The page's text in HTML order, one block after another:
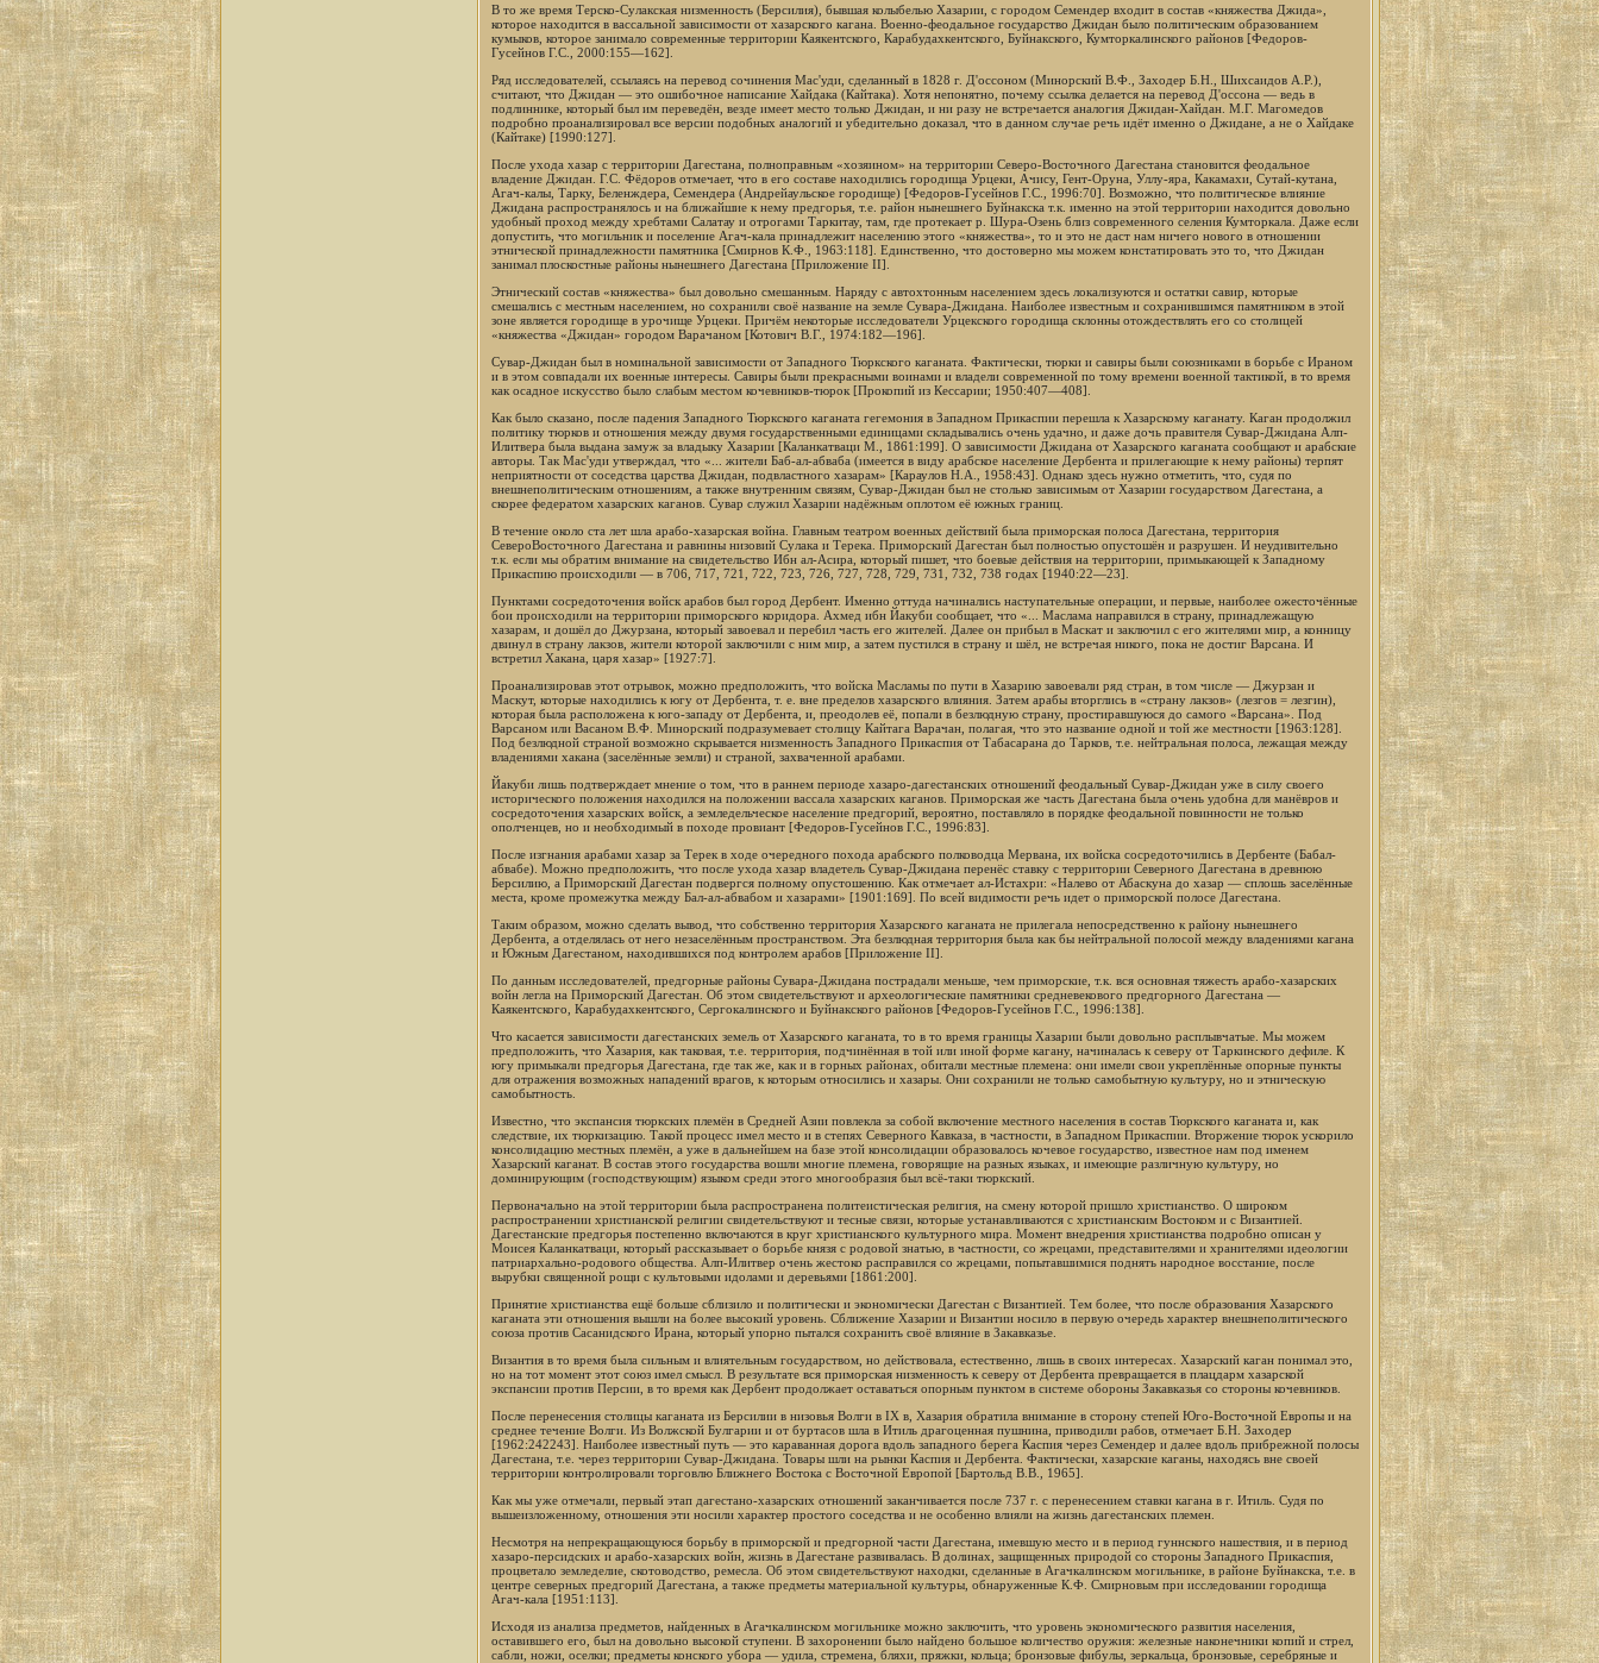
В то же время Терско-Сулакская низменность (Берсилия), бывшая колыбелью Хазарии, с городом Семендер входит в состав «княжества Джида»,
которое находится в вассальной зависимости от хазарского кагана. Военно-феодальное государство Джидан было политическим образованием
кумыков, которое занимало современные территории Каякентского, Карабудахкентского, Буйнакского, Кумторкалинского районов [Федоров-
Гусейнов Г.С., 2000:155—162].
Ряд исследователей, ссылаясь на перевод сочинения Мас'уди, сделанный в 1828 г. Д'оссоном (Минорский В.Ф., Заходер Б.Н., Шихсаидов А.Р.),
считают, что Джидан — это ошибочное написание Хайдака (Кайтака). Хотя непонятно, почему ссылка делается на перевод Д'оссона — ведь в
подлиннике, который был им переведён, везде имеет место только Джидан, и ни разу не встречается аналогия Джидан-Хайдан. М.Г. Магомедов
подробно проанализировал все версии подобных аналогий и убедительно доказал, что в данном случае речь идёт именно о Джидане, а не о Хайдаке
(Кайтаке) [1990:127].
После ухода хазар с территории Дагестана, полноправным «хозяином» на территории Северо-Восточного Дагестана становится феодальное
владение Джидан. Г.С. Фёдоров отмечает, что в его составе находились городища Урцеки, Ачису, Гент-Оруна, Уллу-яра, Какамахи, Сутай-кутана,
Агач-калы, Тарку, Беленждера, Семендера (Андрейаульское городище) [Федоров-Гусейнов Г.С., 1996:70]. Возможно, что политическое влияние
Джидана распространялось и на ближайшие к нему предгорья, т.е. район нынешнего Буйнакска т.к. именно на этой территории находится довольно
удобный проход между хребтами Салатау и отрогами Таркитау, там, где протекает р. Шура-Озень близ современного селения Кумторкала. Даже если
допустить, что могильник и поселение Агач-кала принадлежит населению этого «княжества», то и это не даст нам ничего нового в отношении
этнической принадлежности памятника [Смирнов К.Ф., 1963:118]. Единственно, что достоверно мы можем констатировать это то, что Джидан
занимал плоскостные районы нынешнего Дагестана [Приложение II].
Этнический состав «княжества» был довольно смешанным. Наряду с автохтонным населением здесь локализуются и остатки савир, которые
смешались с местным населением, но сохранили своё название на земле Сувара-Джидана. Наиболее известным и сохранившимся памятником в этой
зоне является городище в урочище Урцеки. Причём некоторые исследователи Урцекского городища склонны отождествлять его со столицей
«княжества «Джидан» городом Варачаном [Котович В.Г., 1974:182—196].
Сувар-Джидан был в номинальной зависимости от Западного Тюркского каганата. Фактически, тюрки и савиры были союзниками в борьбе с Ираном
и в этом совпадали их военные интересы. Савиры были прекрасными воинами и владели современной по тому времени военной тактикой, в то время
как осадное искусство было слабым местом кочевников-тюрок [Прокопий из Кессарии; 1950:407—408].
Как было сказано, после падения Западного Тюркского каганата гегемония в Западном Прикаспии перешла к Хазарскому каганату. Каган продолжил
политику тюрков и отношения между двумя государственными единицами складывались очень удачно, и даже дочь правителя Сувар-Джидана Алп-
Илитвера была выдана замуж за владыку Хазарии [Каланкатваци М., 1861:199]. О зависимости Джидана от Хазарского каганата сообщают и арабские
авторы. Так Мас'уди утверждал, что «... жители Баб-ал-абваба (имеется в виду арабское население Дербента и прилегающие к нему районы) терпят
неприятности от соседства царства Джидан, подвластного хазарам» [Караулов Н.А., 1958:43]. Однако здесь нужно отметить, что, судя по
внешнеполитическим отношениям, а также внутренним связям, Сувар-Джидан был не столько зависимым от Хазарии государством Дагестана, а
скорее федератом хазарских каганов. Сувар служил Хазарии надёжным оплотом её южных границ.
В течение около ста лет шла арабо-хазарская война. Главным театром военных действий была приморская полоса Дагестана, территория
СевероВосточного Дагестана и равнины низовий Сулака и Терека. Приморский Дагестан был полностью опустошён и разрушен. И неудивительно
т.к. если мы обратим внимание на свидетельство Ибн ал-Асира, который пишет, что боевые действия на территории, примыкающей к Западному
Прикаспию происходили — в 706, 717, 721, 722, 723, 726, 727, 728, 729, 731, 732, 738 годах [1940:22—23].
Пунктами сосредоточения войск арабов был город Дербент. Именно оттуда начинались наступательные операции, и первые, наиболее ожесточённые
бои происходили на территории приморского коридора. Ахмед ибн Йакуби сообщает, что «... Маслама направился в страну, принадлежащую
хазарам, и дошёл до Джурзана, который завоевал и перебил часть его жителей. Далее он прибыл в Маскат и заключил с его жителями мир, а конницу
двинул в страну лакзов, жители которой заключили с ним мир, а затем пустился в страну и шёл, не встречая никого, пока не достиг Варсана. И
встретил Хакана, царя хазар» [1927:7].
Проанализировав этот отрывок, можно предположить, что войска Масламы по пути в Хазарию завоевали ряд стран, в том числе — Джурзан и
Маскут, которые находились к югу от Дербента, т. е. вне пределов хазарского влияния. Затем арабы вторглись в «страну лакзов» (лезгов = лезгин),
которая была расположена к юго-западу от Дербента, и, преодолев её, попали в безлюдную страну, простиравшуюся до самого «Варсана». Под
Варсаном или Васаном В.Ф. Минорский подразумевает столицу Кайтага Варачан, полагая, что это название одной и той же местности [1963:128].
Под безлюдной страной возможно скрывается низменность Западного Прикаспия от Табасарана до Тарков, т.е. нейтральная полоса, лежащая между
владениями хакана (заселённые земли) и страной, захваченной арабами.
Йакуби лишь подтверждает мнение о том, что в раннем периоде хазаро-дагестанских отношений феодальный Сувар-Джидан уже в силу своего
исторического положения находился на положении вассала хазарских каганов. Приморская же часть Дагестана была очень удобна для манёвров и
сосредоточения хазарских войск, а земледельческое население предгорий, вероятно, поставляло в порядке феодальной повинности не только
ополченцев, но и необходимый в походе провиант [Федоров-Гусейнов Г.С., 1996:83].
После изгнания арабами хазар за Терек в ходе очередного похода арабского полководца Мервана, их войска сосредоточились в Дербенте (Бабал-
абвабе). Можно предположить, что после ухода хазар владетель Сувар-Джидана перенёс ставку с территории Северного Дагестана в древнюю
Берсилию, а Приморский Дагестан подвергся полному опустошению. Как отмечает ал-Истахри: «Налево от Абаскуна до хазар — сплошь заселённые
места, кроме промежутка между Бал-ал-абвабом и хазарами» [1901:169]. По всей видимости речь идет о приморской полосе Дагестана.
Таким образом, можно сделать вывод, что собственно территория Хазарского каганата не прилегала непосредственно к району нынешнего
Дербента, а отделялась от него незаселённым пространством. Эта безлюдная территория была как бы нейтральной полосой между владениями кагана
и Южным Дагестаном, находившихся под контролем арабов [Приложение II].
По данным исследователей, предгорные районы Сувара-Джидана пострадали меньше, чем приморские, т.к. вся основная тяжесть арабо-хазарских
войн легла на Приморский Дагестан. Об этом свидетельствуют и археологические памятники средневекового предгорного Дагестана —
Каякентского, Карабудахкентского, Сергокалинского и Буйнакского районов [Федоров-Гусейнов Г.С., 1996:138].
Что касается зависимости дагестанских земель от Хазарского каганата, то в то время границы Хазарии были довольно расплывчатые. Мы можем
предположить, что Хазария, как таковая, т.е. территория, подчинённая в той или иной форме кагану, начиналась к северу от Таркинского дефиле. К
югу примыкали предгорья Дагестана, где так же, как и в горных районах, обитали местные племена: они имели свои укреплённые опорные пункты
для отражения возможных нападений врагов, к которым относились и хазары. Они сохранили не только самобытную культуру, но и этническую
самобытность.
Известно, что экспансия тюркских племён в Средней Азии повлекла за собой включение местного населения в состав Тюркского каганата и, как
следствие, их тюркизацию. Такой процесс имел место и в степях Северного Кавказа, в частности, в Западном Прикаспии. Вторжение тюрок ускорило
консолидацию местных племён, а уже в дальнейшем на базе этой консолидации образовалось кочевое государство, известное нам под именем
Хазарский каганат. В состав этого государства вошли многие племена, говорящие на разных языках, и имеющие различную культуру, но
доминирующим (господствующим) языком среди этого многообразия был всё-таки тюркский.
Первоначально на этой территории была распространена политеистическая религия, на смену которой пришло христианство. О широком
распространении христианской религии свидетельствуют и тесные связи, которые устанавливаются с христианским Востоком и с Византией.
Дагестанские предгорья постепенно включаются в круг христианского культурного мира. Момент внедрения христианства подробно описан у
Моисея Каланкатваци, который рассказывает о борьбе князя с родовой знатью, в частности, со жрецами, представителями и хранителями идеологии
патриархально-родового общества. Алп-Илитвер очень жестоко расправился со жрецами, попытавшимися поднять народное восстание, после
вырубки священной рощи с культовыми идолами и деревьями [1861:200].
Принятие христианства ещё больше сблизило и политически и экономически Дагестан с Византией. Тем более, что после образования Хазарского
каганата эти отношения вышли на более высокий уровень. Сближение Хазарии и Византии носило в первую очередь характер внешнеполитического
союза против Сасанидского Ирана, который упорно пытался сохранить своё влияние в Закавказье.
Византия в то время была сильным и влиятельным государством, но действовала, естественно, лишь в своих интересах. Хазарский каган понимал это,
но на тот момент этот союз имел смысл. В результате вся приморская низменность к северу от Дербента превращается в плацдарм хазарской
экспансии против Персии, в то время как Дербент продолжает оставаться опорным пунктом в системе обороны Закавказья со стороны кочевников.
После перенесения столицы каганата из Берсилии в низовья Волги в IX в, Хазария обратила внимание в сторону степей Юго-Восточной Европы и на
среднее течение Волги. Из Волжской Булгарии и от буртасов шла в Итиль драгоценная пушнина, приводили рабов, отмечает Б.Н. Заходер
[1962:242243]. Наиболее известный путь — это караванная дорога вдоль западного берега Каспия через Семендер и далее вдоль прибрежной полосы
Дагестана, т.е. через территории Сувар-Джидана. Товары шли на рынки Каспия и Дербента. Фактически, хазарские каганы, находясь вне своей
территории контролировали торговлю Ближнего Востока с Восточной Европой [Бартольд В.В., 1965].
Как мы уже отмечали, первый этап дагестано-хазарских отношений заканчивается после 737 г. с перенесением ставки кагана в г. Итиль. Судя по
вышеизложенному, отношения эти носили характер простого соседства и не особенно влияли на жизнь дагестанских племен.
Несмотря на непрекращающуюся борьбу в приморской и предгорной части Дагестана, имевшую место и в период гуннского нашествия, и в период
хазаро-персидских и арабо-хазарских войн, жизнь в Дагестане развивалась. В долинах, защищенных природой со стороны Западного Прикаспия,
процветало земледелие, скотоводство, ремесла. Об этом свидетельствуют находки, сделанные в Агачкалинском могильнике, в районе Буйнакска, т.е. в
центре северных предгорий Дагестана, а также предметы материальной культуры, обнаруженные К.Ф. Смирновым при исследовании городища
Агач-кала [1951:113].
Исходя из анализа предметов, найденных в Агачкалинском могильнике можно заключить, что уровень экономического развития населения,
оставившего его, был на довольно высокой ступени. В захоронении было найдено большое количество оружия: железные наконечники копий и стрел,
сабли, ножи, оселки; предметы конского убора — удила, стремена, бляхи, пряжки, кольца; бронзовые фибулы, зеркальца, бронзовые, серебряные и